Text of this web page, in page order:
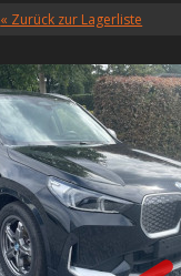
« Zurück zur Lagerliste